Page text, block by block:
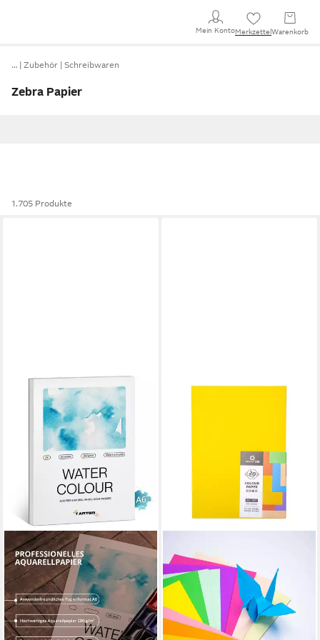
Mein KontoMerkzettel Warenkorb
… Zubehör Schreibwaren
Zebra Papier
1.705 Produkte